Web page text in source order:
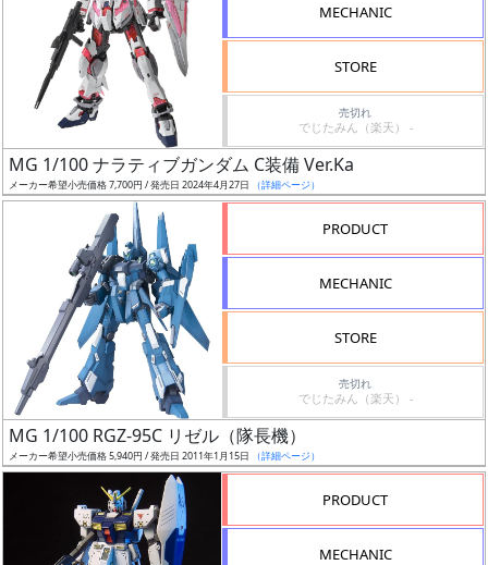
グ
レ
ー
MECHANIC
STORE
売切れ
でじたみん（楽天） -
MG 1/100 ナラティブガンダム C装備 Ver.Ka
メーカー希望小売価格 7,700円 / 発売日 2024年4月27日 （詳細ページ）
PRODUCT
MECHANIC
STORE
売切れ
でじたみん（楽天） -
MG 1/100 RGZ-95C リゼル（隊長機）
メーカー希望小売価格 5,940円 / 発売日 2011年1月15日 （詳細ページ）
PRODUCT
MECHANIC